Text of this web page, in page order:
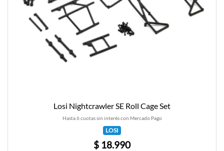
Losi Nightcrawler SE Roll Cage Set
Hasta 6 cuotas sin interés con Mercado Pago
LOSI
$ 18.990